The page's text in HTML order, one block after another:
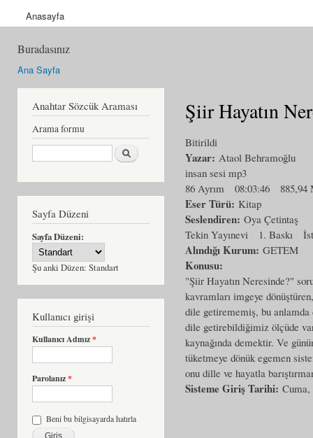
Anasayfa
Buradasınız
Ana Sayfa
Anahtar Sözcük Araması
Arama formu
Ara
Sayfa Düzeni
Sayfa Düzeni:
Şu anki Düzen: Standart
Kullanıcı girişi
Kullanıcı Adınız*
Parolanız*
Beni bu bilgisayarda hatırla
Şiir Hayatın
Bitirildi
Yazar: Ataol Behramoğlu
insan sesi mp3
86 Ayrım
08:03:46 885,94
Eser Türü: Kitap
Seslendiren: Oya Çetintaş
Tekin Yayınevi
1. Baskı
Alındığı Kurum: GETEM
Konusu:
"Şiir Hayatın Neresinde?"
kavramları imgeye
dile getirememiş, bu anlamda
dile getirebildiğimiz ölçüde
kaynağında demektir. Ve
tüketmeye dönük egemen
onu dille ve hayatla
Sisteme Giriş Tarihi: Cuma,